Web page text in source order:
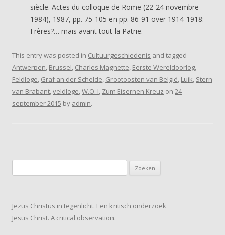
siècle. Actes du colloque de Rome (22-24 novembre
1984), 1987, pp. 75-105 en pp. 86-91 over 1914-1918:
Frères?… mais avant tout la Patrie.
This entry was posted in Cultuurgeschiedenis and tagged
Antwerpen, Brussel, Charles Magnette, Eerste Wereldoorlog,
Feldloge, Graf an der Schelde, Grootoosten van België, Luik, Stern
van Brabant,veldloge,W.O. I, Zum Eisernen Kreuz on 24
september 2015 by admin.
naar:
Jezus Christus in tegenlicht. Een kritisch onderzoek
Jesus Christ. A critical observation.